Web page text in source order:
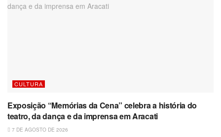
CULTURA
Exposição “Memórias da Cena” celebra a história do
teatro, da dança e da imprensa em Aracati
7 DE AGOSTO DE 2026